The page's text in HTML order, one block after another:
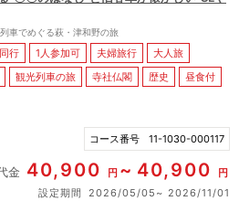
車でめぐる萩・津和野の旅
行 1人参加可 夫婦旅行
大人旅
観光列車の旅 寺社仏閣 歴史 昼食付
コース番号 11-1030-000117
金 40,900 円 40,900
円
設定期間
2026/05/05
2026/11/01